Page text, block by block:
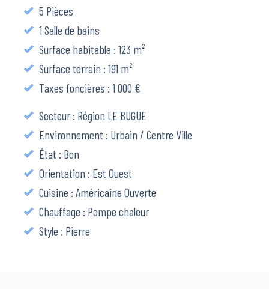
5 Pièces
1 Salle de bains
Surface habitable : 123 m²
Surface terrain : 191 m²
Taxes foncières : 1 000 €
Secteur : Région LE BUGUE
Environnement : Urbain / Centre Ville
État : Bon
Orientation : Est Ouest
Cuisine : Américaine Ouverte
Chauffage : Pompe chaleur
Style : Pierre